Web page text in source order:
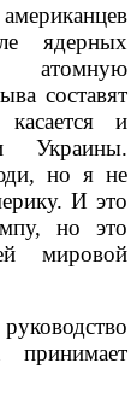
ядерных
атомную
составят
и
Украины.
но я не
И это
но это
мировой
принимает